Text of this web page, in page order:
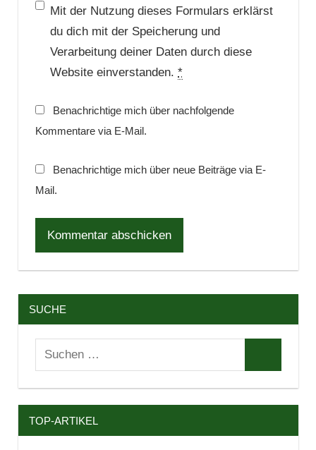
Mit der Nutzung dieses Formulars erklärst
du dich mit der Speicherung und
Verarbeitung deiner Daten durch diese
Website einverstanden. *
Benachrichtige mich über nachfolgende
Kommentare via E-Mail.
Benachrichtige mich über neue Beiträge via E-
Mail.
SUCHE
Suchen
nach:
TOP-ARTIKEL